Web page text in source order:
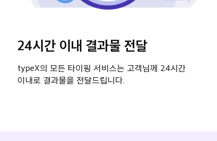
24시간 이내 결과물 전달
typeX의 모든 타이핑 서비스는 고객님께 24시간
이내로 결과물을 전달드립니다.